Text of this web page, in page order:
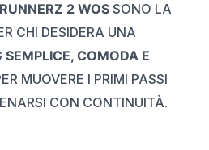
2 WOSSONO LA
CHI DESIDERA UNA
SEMPLICE, COMODA E
MUOVERE I PRIMI PASSI
CON CONTINUITÀ.